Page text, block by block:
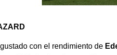
con el rendimiento de